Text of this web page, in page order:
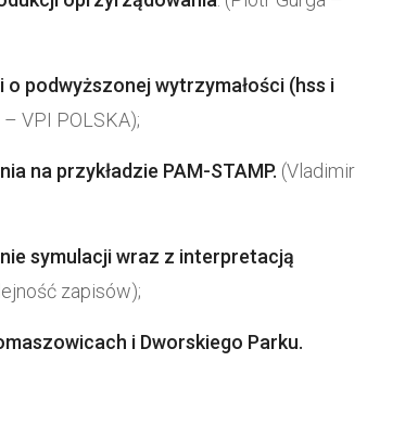
podwyższonej wytrzymałości (hss i
– VPI POLSKA);
na przykładzie PAM-STAMP. (Vladimir
symulacji wraz z interpretacją
zapisów);
i Dworskiego Parku.